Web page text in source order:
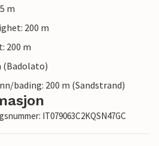
m
200 m
200 m
(Badolato)
bading: 200 m (Sandstrand)
IT079063C2KQSN47GC